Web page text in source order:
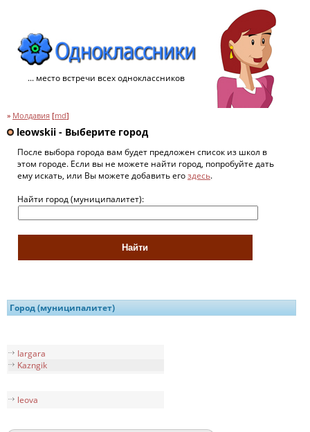
... место встречи всех одноклассников
» Молдавия [md]
leowskii - Выберите город
После выбора города вам будет предложен список из школ в
этом городе. Если вы не можете найти город, попробуйте дать
ему искать, или Вы можете добавить егоздесь.
Найти город (муниципалитет):
Город (муниципалитет)
Iargara
Kazngik
leova